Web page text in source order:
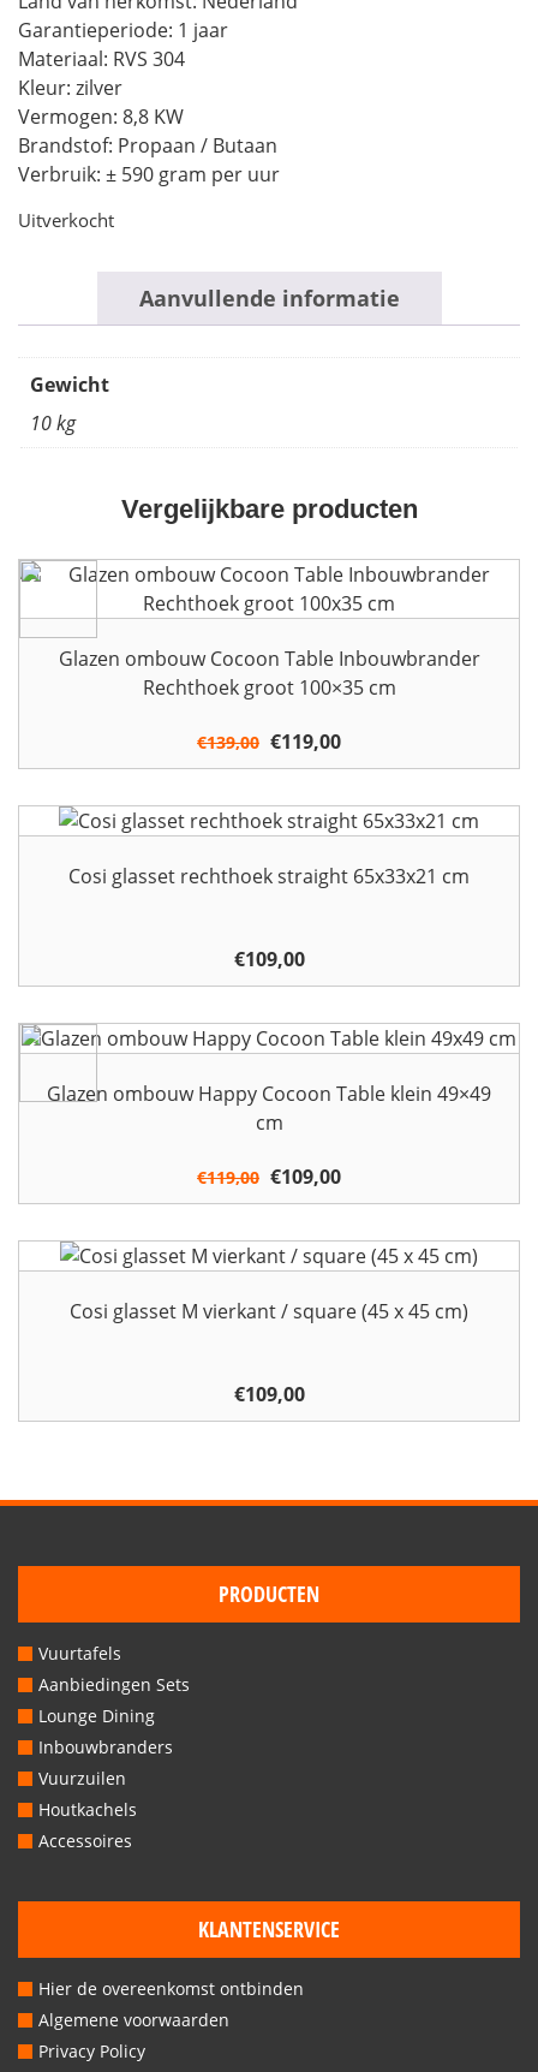
Garantieperiode: 1 jaar
Materiaal: RVS 304
Kleur: zilver
Vermogen: 8,8 KW
Brandstof: Propaan / Butaan
Verbruik: ± 590 gram per uur
Uitverkocht
Aanvullende informatie
Gewicht
10 kg
Vergelijkbare producten
Glazen ombouw Cocoon Table Inbouwbrander
Rechthoek groot 100×35 cm
€139,00 Oorspronkelijke
prijs
was:
€139,00.
€119,00
prijs
is:
€119,00.
Cosi glasset rechthoek straight 65x33x21 cm
€109,00
Glazen ombouw Happy Cocoon Table klein 49×49
cm
€119,00 Oorspronkelijke
prijs
was:
€119,00.
€109,00
prijs
is:
€109,00.
Cosi glasset M vierkant / square (45 x 45 cm)
€109,00
PRODUCTEN
Vuurtafels
Aanbiedingen Sets
Lounge Dining
Inbouwbranders
Vuurzuilen
Houtkachels
Accessoires
KLANTENSERVICE
Hier de overeenkomst ontbinden
Algemene voorwaarden
Privacy Policy